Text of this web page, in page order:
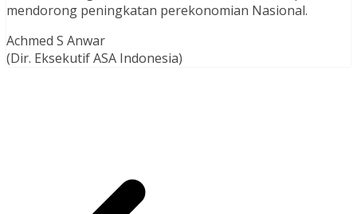
mendorong peningkatan perekonomian Nasional.
Achmed S Anwar
(Dir. Eksekutif ASA Indonesia)